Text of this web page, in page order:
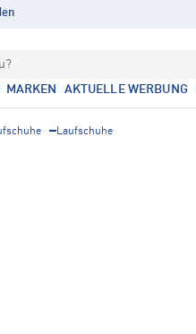
MARKEN AKTUELLE WERBUNG
Laufschuhe